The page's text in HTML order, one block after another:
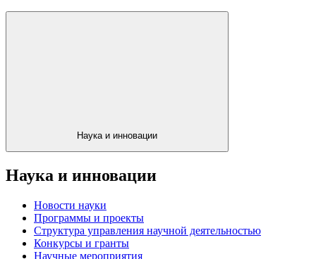
Наука и инновации
Наука и инновации
Новости науки
Программы и проекты
Структура управления научной деятельностью
Конкурсы и гранты
Научные мероприятия